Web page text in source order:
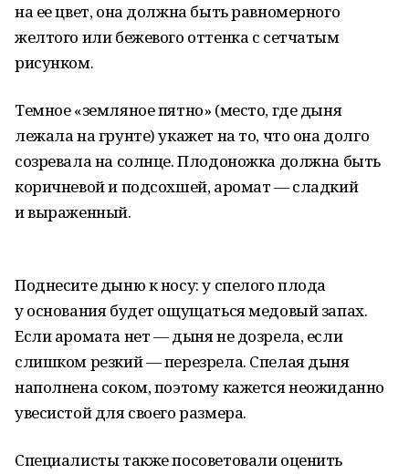
на ее цвет, она должна быть равномерного
желтого или бежевого оттенка с сетчатым
рисунком.
Темное «земляное пятно» (место, где дыня
лежала на грунте) укажет на то, что она долго
созревала на солнце. Плодоножка должна быть
коричневой и подсохшей, аромат — сладкий
и выраженный.
Поднесите дыню к носу: у спелого плода
у основания будет ощущаться медовый запах.
Если аромата нет — дыня не дозрела, если
слишком резкий — перезрела. Спелая дыня
наполнена соком, поэтому кажется неожиданно
увесистой для своего размера.
Специалисты также посоветовали оценить